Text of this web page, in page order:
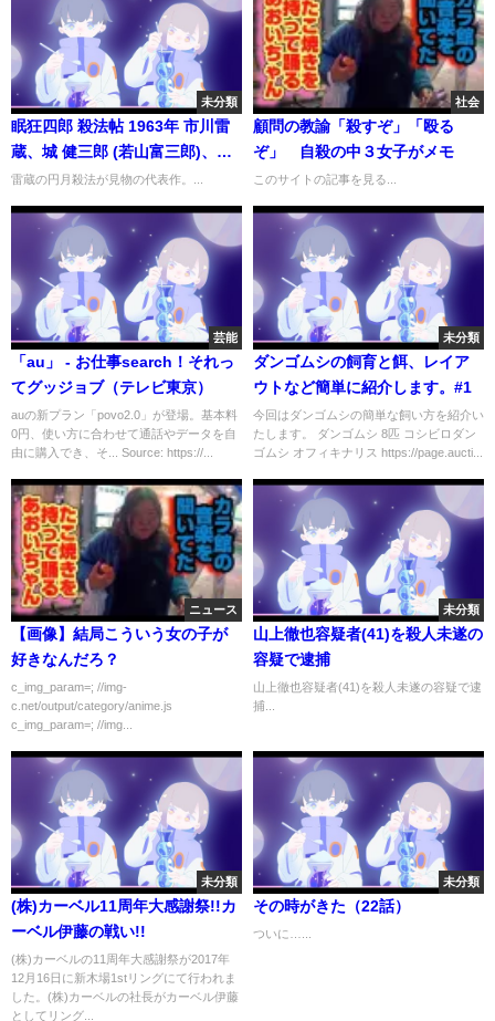
未分類
眠狂四郎 殺法帖 1963年 市川雷
蔵、城 健三郎 (若山富三郎)、中
村玉緒
雷蔵の円月殺法が見物の代表作。...
社会
顧問の教諭「殺すぞ」「殴る
ぞ」 自殺の中３女子がメモ
このサイトの記事を見る...
芸能
「au」 - お仕事search！それっ
てグッジョブ（テレビ東京）
auの新プラン「povo2.0」が登場。基本料
0円、使い方に合わせて通話やデータを自
由に購入でき、そ... Source: https://...
未分類
ダンゴムシの飼育と餌、レイア
ウトなど簡単に紹介します。#1
今回はダンゴムシの簡単な飼い方を紹介い
たします。 ダンゴムシ 8匹 コシビロダン
ゴムシ オフィキナリス https://page.aucti...
ニュース
【画像】結局こういう女の子が
好きなんだろ？
c_img_param=; //img-
c.net/output/category/anime.js
c_img_param=; //img...
未分類
山上徹也容疑者(41)を殺人未遂の
容疑で逮捕
山上徹也容疑者(41)を殺人未遂の容疑で逮
捕...
未分類
(株)カーベル11周年大感謝祭!!カ
ーベル伊藤の戦い!!
(株)カーベルの11周年大感謝祭が2017年
12月16日に新木場1stリングにて行われま
した。(株)カーベルの社長がカーベル伊藤
としてリング...
未分類
その時がきた（22話）
ついに…...